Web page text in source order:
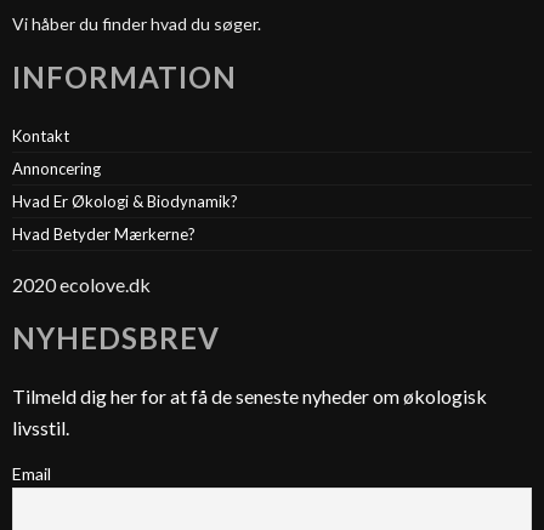
Vi håber du finder hvad du søger.
INFORMATION
Kontakt
Annoncering
Hvad Er Økologi & Biodynamik?
Hvad Betyder Mærkerne?
2020 ecolove.dk
NYHEDSBREV
Tilmeld dig her for at få de seneste nyheder om økologisk
livsstil.
Email